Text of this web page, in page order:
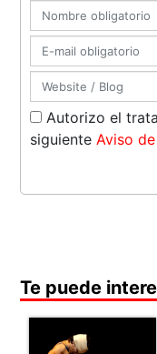
Autorizo el
siguienteAviso
Te puede